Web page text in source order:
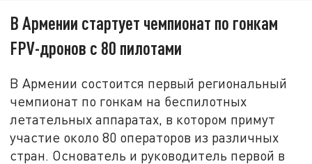
В Армении стартует чемпионат по гонкам
FPV-дронов с 80 пилотами
В Армении состоится первый региональный
чемпионат по гонкам на беспилотных
летательных аппаратах, в котором примут
участие около 80 операторов из различных
стран. Основатель и руководитель первой в